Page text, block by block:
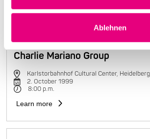
Ablehnen
Learn more
Charlie Mariano Group
Karlstorbahnhof Cultural Center, Heidelberg
2. October 1999
8:00 p.m.
Learn more